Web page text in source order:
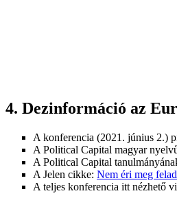
4. Dezinformáció az
A konferencia (2021. június 2.)
A Political Capital magyar
A Political Capital
A Jelen cikke: Nem éri meg
A teljes konferencia itt nézhető